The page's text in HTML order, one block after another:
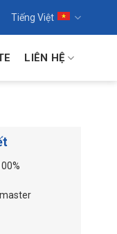
Tiếng Việt
LIÊN HỆ